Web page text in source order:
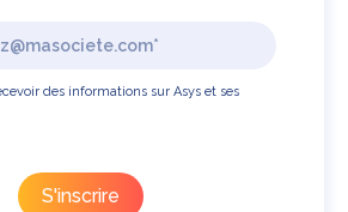
des informations sur Asys et ses